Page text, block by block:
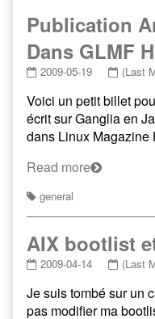
Publication
Dans GLMF
2009-05-19 (Last
Voici un petit billet
écrit sur Ganglia en
dans Linux Magazine
Read more
general
AIX bootlist
2009-04-14 (Last
Je suis tombé sur un
pas modifier ma